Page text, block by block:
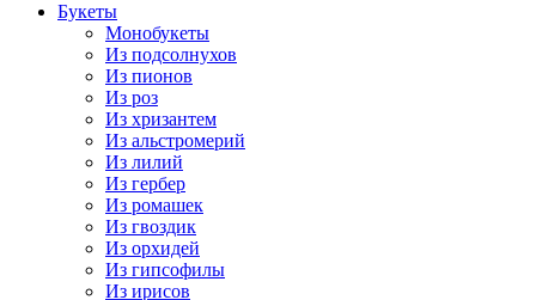
Букеты
Монобукеты
Из подсолнухов
Из пионов
Из роз
Из хризантем
Из альстромерий
Из лилий
Из гербер
Из ромашек
Из гвоздик
Из орхидей
Из гипсофилы
Из ирисов